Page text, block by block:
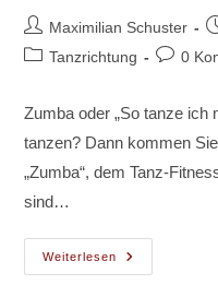
Beitrags-
Autor:
Maximilian Schuster
Beitrags-
Tanzrichtung
Beitrags-
0
Zumba oder „So tanze ich
tanzen? Dann kommen
„Zumba“, dem Tanz-
sind…
Weiterlesen Zumba